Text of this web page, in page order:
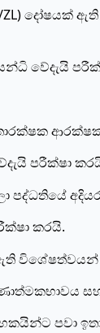
ZL) දෝෂයක්
වේදැයි
පරීක්ෂා
පද්ධතියේ
කරයි.
ඇති විශේෂත්වයන්
පවා